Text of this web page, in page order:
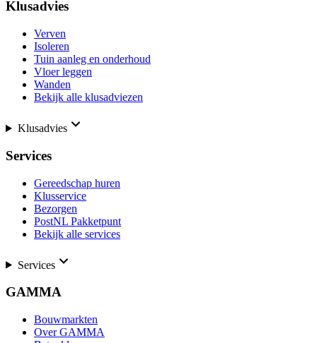
Klusadvies
Verven
Isoleren
Tuin aanleg en onderhoud
Vloer leggen
Wanden
Bekijk alle klusadviezen
Klusadvies
Services
Gereedschap huren
Klusservice
Bezorgen
PostNL Pakketpunt
Bekijk alle services
Services
GAMMA
Bouwmarkten
Over GAMMA